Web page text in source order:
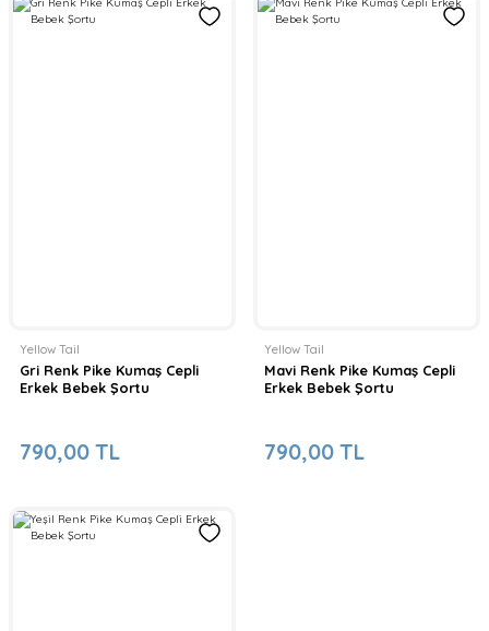
Yellow Tail
Gri Renk Pike Kumaş Cepli
Erkek Bebek Şortu
790,00 TL
Yellow Tail
Mavi Renk Pike Kumaş Cepli
Erkek Bebek Şortu
790,00 TL